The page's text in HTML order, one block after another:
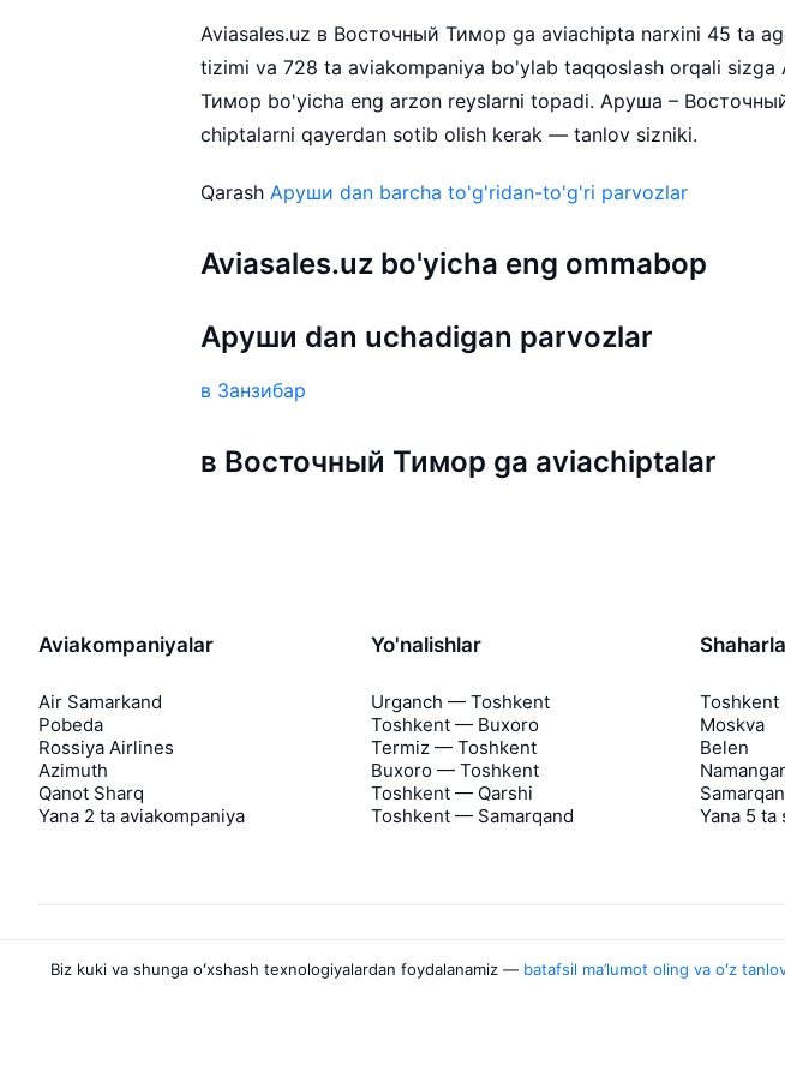
Aviasales.uz в Восточный Тимор ga aviachipta narxini 45 ta
tizimi va 728 ta aviakompaniya bo'ylab taqqoslash orqali
Тимор bo'yicha eng arzon reyslarni topadi. Аруша –
chiptalarni qayerdan sotib olish kerak — tanlov sizniki.
QarashАруши dan barcha to'g'ridan-to'g'ri parvozlar
Aviasales.uz bo'yicha eng ommabop
Аруши dan uchadigan parvozlar
в Занзибар
в Восточный Тимор ga aviachiptalar
Aviakompaniyalar
Air Samarkand
Pobeda
Rossiya Airlines
Azimuth
Qanot Sharq
Yana 2 ta aviakompaniya
Yo'nalishlar
Urganch — Toshkent
Toshkent — Buxoro
Termiz — Toshkent
Buxoro — Toshkent
Toshkent — Qarshi
Toshkent — Samarqand
Toshkent
Moskva
Belen
Yana 5 ta
Biz kuki va shunga oʻxshash texnologiyalardan foydalanamiz — batafsil ma’lumot oling va oʻz